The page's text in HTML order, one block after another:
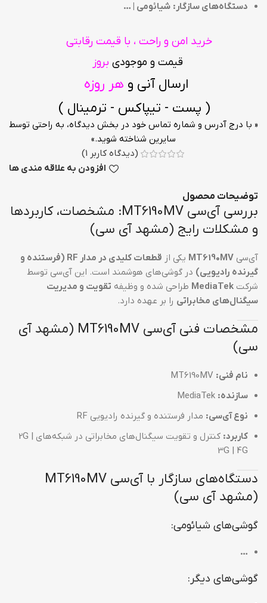
دستگاه‌های سازگار: شیائومی | …
خرید امن و راحت ، با قیمت رقابتی
قیمت و موجودی بروز
ارسال آنی و هر روزه
( پست - تیپاکس - ترمینال )
« با درج آدرس و شماره تماس خود در بخش دیدگاه، به راحتی توسط
سایرین شناخته شوید.»
(دیدگاه کاربر 1
)
افزودن به علاقه مندی ها
توضیحات محصول
بررسی آی‌سی MT6190MV: مشخصات، کاربردها
و مشکلات رایج (مشهد آی سی)
آی‌سی MT6190MV یکی از
قطعات کلیدی در مدار RF (فرستنده و
گیرنده رادیویی) در گوشی‌های هوشمند است. این آی‌سی توسط
شرکت MediaTek طراحی شده و وظیفه تقویت و مدیریت
سیگنال‌های مخابراتی را بر عهده دارد.
مشخصات فنی آی‌سی MT6190MV (مشهد آی
سی)
نام فنی:
سازنده:
نوع آی‌سی: مدار فرستنده و گیرنده رادیویی RF
کاربرد:
کنترل و تقویت سیگنال‌های مخابراتی در شبکه‌های 2G |
3G | 4G
دستگاه‌های سازگار با آی‌سی MT6190MV
(مشهد آی سی)
گوشی‌های شیائومی:
…
گوشی‌های دیگر: